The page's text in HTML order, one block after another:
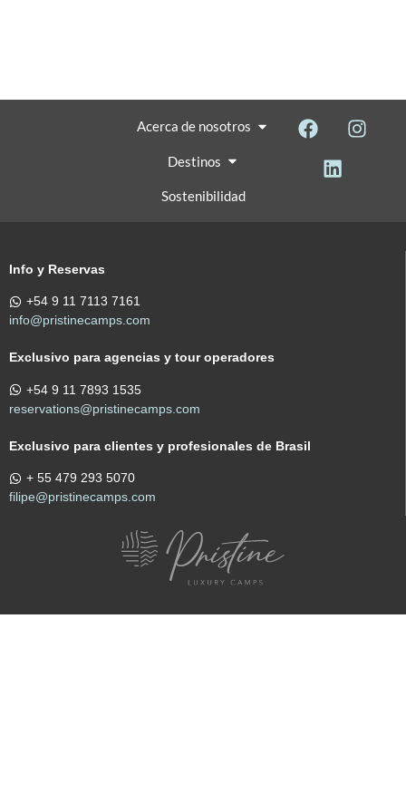
Acerca de nosotros
Destinos
Sostenibilidad
Info y Reservas
+54 9 11 7113 7161
info@pristinecamps.com
Exclusivo para agencias y tour operadores
+54 9 11 7893 1535
reservations@pristinecamps.com
Exclusivo para clientes y profesionales de Brasil
+ 55 479 293 5070
filipe@pristinecamps.com